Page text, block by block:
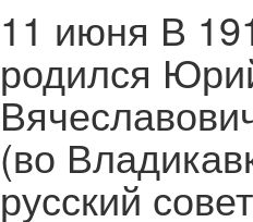
11 июня В
родился
(во
русский